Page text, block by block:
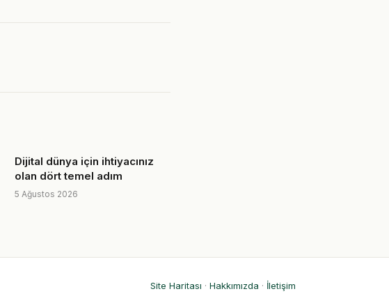
Dijital dünya için ihtiyacınız
olan dört temel adım
5 Ağustos 2026
Site Haritası · Hakkımızda · İletişim